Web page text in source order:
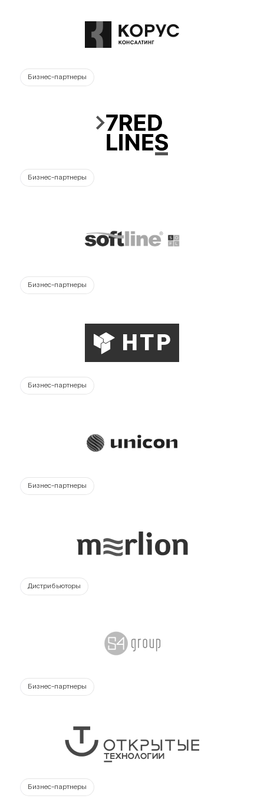
Бизнес-партнеры
Бизнес-партнеры
Бизнес-партнеры
Бизнес-партнеры
Бизнес-партнеры
Дистрибьюторы
Бизнес-партнеры
Бизнес-партнеры